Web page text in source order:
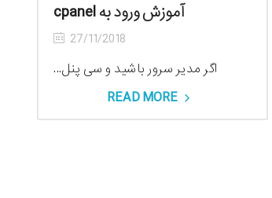
آموزش ورود به cpanel
27/11/2018
اگر مدیر سرور باشید و سی پنل...
READ MORE